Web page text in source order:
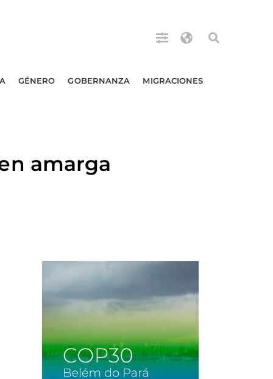
GÉNERO GOBERNANZA MIGRACIONES
amarga